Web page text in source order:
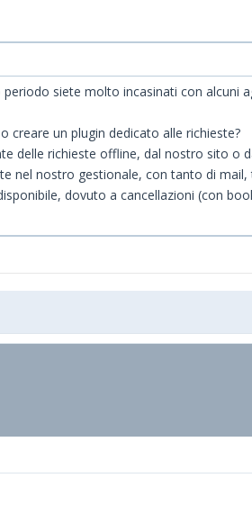
siete molto incasinati con alcuni
creare un plugin dedicato alle richieste?
delle richieste offline, dal nostro sito o
nel nostro gestionale, con tanto di
dovuto a cancellazioni (con